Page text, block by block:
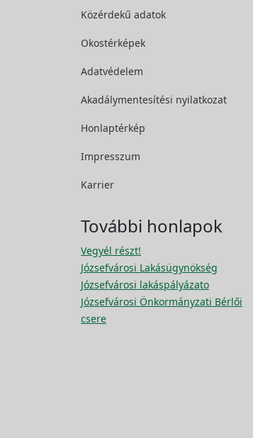
Közérdekű adatok
Okostérképek
Adatvédelem
Akadálymentesítési nyilatkozat
Honlaptérkép
Impresszum
Karrier
További honlapok
Vegyél részt!
Józsefvárosi Lakásügynökség
Józsefvárosi lakáspályázato
Józsefvárosi Önkormányzati Bérlői
csere